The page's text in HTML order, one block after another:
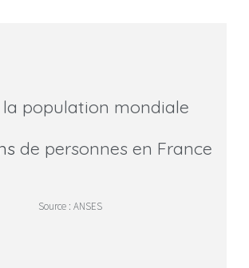
population mondiale
de personnes en France
Source : ANSES